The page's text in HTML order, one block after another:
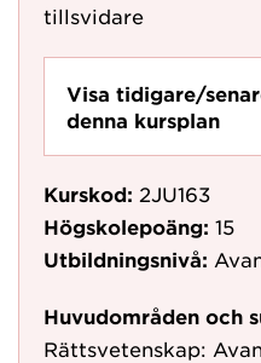
tillsvidare
Visa tidigare/
denna kursplan
Kurskod: 2JU163
Högskolepoäng: 15
Utbildningsnivå:
Huvudområden och
Rättsvetenskap: